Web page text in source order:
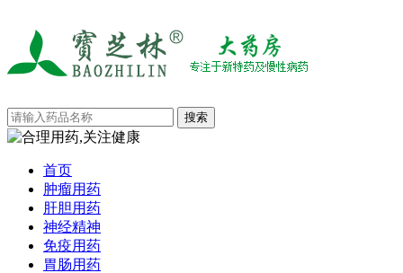
首页
肿瘤用药
肝胆用药
神经精神
免疫用药
胃肠用药